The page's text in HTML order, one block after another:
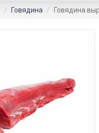
Говядина Говядина